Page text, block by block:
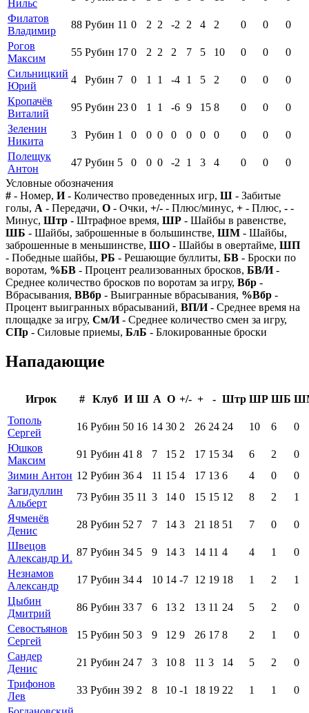
Нильс
Филатов
Владимир
88 Рубин 11 0 2 2 -2 2 4 2 0 0
0
Рогов
Максим
55 Рубин 17 0 2 2 2 7 5 10 0 0
0
Сильницкий
Юрий
4 Рубин 7 0 1 1 -4 1 5 2 0 0
0
Кропачёв
Виталий
95 Рубин 23 0 1 1 -6 9 15 8 0 0
0
Зеленин
Никита
3 Рубин 1 0 0 0 0 0 0 0 0 0
0
Полещук
Антон
47 Рубин 5 0 0 0 -2 1 3 4 0 0
0
Условные обозначения
# - Номер, И- Количество проведенных игр, Ш - Забитые
голы, А - Передачи, О - Очки, +/- - Плюс/минус, + - Плюс, - -
Минус, Штр - Штрафное время, ШР - Шайбы в равенстве,
ШБ - Шайбы, заброшенные в большинстве, ШМ - Шайбы,
заброшенные в меньшинстве, ШО - Шайбы в овертайме, ШП
- Победные шайбы, РБ - Решающие буллиты, БВ - Броски по
воротам, %БВ - Процент реализованных бросков, БВ/И-
Среднее количество бросков по воротам за игру, Вбр -
Вбрасывания, ВВбр - Выигранные вбрасывания, %Вбр -
Процент выигранных вбрасываний, ВП/И- Среднее время на
площадке за игру, См/И- Среднее количество смен за игру,
СПр - Силовые приемы, БлБ - Блокированные броски
Нападающие
Игрок # Клуб И Ш А О +/- + - Штр ШР ШБ
Тополь
Сергей
16 Рубин 50 16 14 30 2 26 24 24 10 6
0
Юшков
Максим
91 Рубин 41 8 7 15 2 17 15 34 6 2
0
Зимин Антон 12 Рубин 36 4 11 15 4 17 13 6 4 0
0
Загидуллин
Альберт
73 Рубин 35 11 3 14 0 15 15 12 8 2
1
Ячменёв
Денис
28 Рубин 52 7 7 14 3 21 18 51 7 0
0
Швецов
Александр И.
87 Рубин 34 5 9 14 3 14 11 4 4 1
0
Незнамов
Александр
17 Рубин 34 4 10 14 -7 12 19 18 1 2
1
Цыбин
Дмитрий
86 Рубин 33 7 6 13 2 13 11 24 5 2
0
Севостьянов
Сергей
15 Рубин 50 3 9 12 9 26 17 8 2 1
0
Сандер
Денис
21 Рубин 24 7 3 10 8 11 3 14 5 2
0
Трифонов
Лев
33 Рубин 39 2 8 10 -1 18 19 22 1 1
0